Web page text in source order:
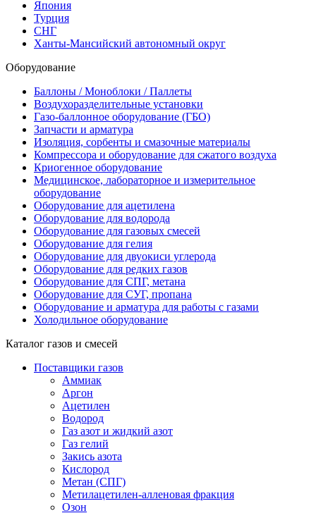
Япония
Турция
СНГ
Ханты-Мансийский автономный округ
Оборудование
Баллоны / Моноблоки / Паллеты
Воздухоразделительные установки
Газо-баллонное оборудование (ГБО)
Запчасти и арматура
Изоляция, сорбенты и смазочные материалы
Компрессора и оборудование для сжатого воздуха
Криогенное оборудование
Медицинское, лабораторное и измерительное
оборудование
Оборудование для ацетилена
Оборудование для водорода
Оборудование для газовых смесей
Оборудование для гелия
Оборудование для двуокиси углерода
Оборудование для редких газов
Оборудование для СПГ, метана
Оборудование для СУГ, пропана
Оборудование и арматура для работы с газами
Холодильное оборудование
Каталог газов и смесей
Поставщики газов
Аммиак
Аргон
Ацетилен
Водород
Газ азот и жидкий азот
Газ гелий
Закись азота
Кислород
Метан (СПГ)
Метилацетилен-алленовая фракция
Озон